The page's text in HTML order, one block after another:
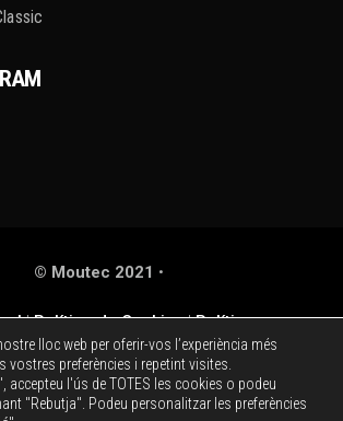
© Moutec 2021 •
|Política de Cookies|Política
de Privacitat
lloc web per oferir-vos l’experiència més
vostres preferències i repetint visites.
accepteu l'ús de TOTES les cookies o podeu
"Rebutja". Podeu personalitzar les preferències